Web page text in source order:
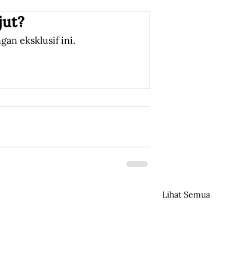
eksklusif ini.
Lihat Semua